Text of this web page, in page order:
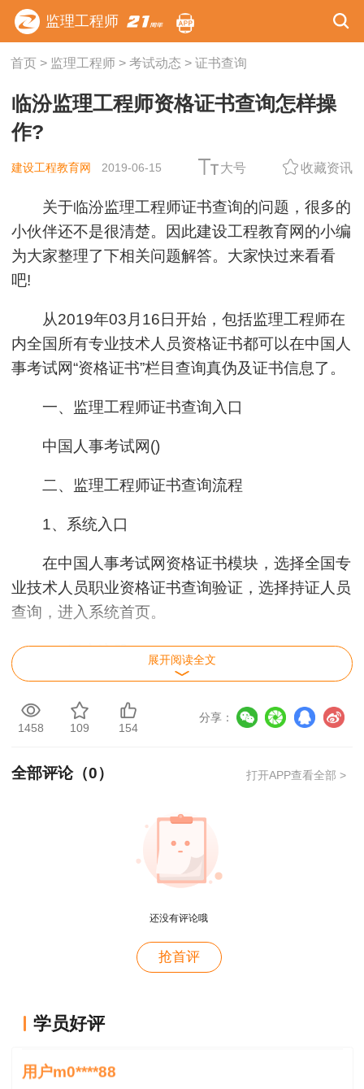
监理工程师
首页> 监理工程师> 考试动态 > 证书查询
临汾监理工程师资格证书查询怎样操
作?
建设工程教育网 2019-06-15 大号 收藏资讯
关于临汾监理工程师证书查询的问题，很多的
小伙伴还不是很清楚。因此建设工程教育网的小编
为大家整理了下相关问题解答。大家快过来看看
吧!
从2019年03月16日开始，包括监理工程师在
内全国所有专业技术人员资格证书都可以在中国人
事考试网“资格证书”栏目查询真伪及证书信息了。
一、监理工程师证书查询入口
中国人事考试网()
二、监理工程师证书查询流程
1、系统入口
在中国人事考试网资格证书模块，选择全国专
业技术人员职业资格证书查询验证，选择持证人员
查询，进入系统首页。
2、用户注册
与全国专业技术人员资格考试报名服务平台共享注
平台注册过的用户，请使用该平台的用户名、密码
登录证书查询验证系统。
未注册过的用户，请点击注册按钮进行注册。
注册过的用户，直接使用该平台的用户名、密码进
注册过的，请填写注册信息后，使用注册的用户
4、服务须知
展开阅读全文
1458 109 154
分享：
全部评论（0） 打开APP查看全部 >
还没有评论哦
抢首评
学员好评
概论就学习了十几天81分，感谢唐老师！
这哪儿是老师啊。保姆式教学。教学从各种角度综合
用户m0****88